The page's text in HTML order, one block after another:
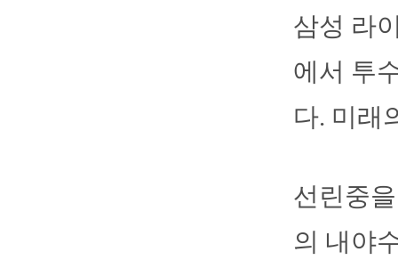
삼성 라
에서 투
다. 미래
선린중
의 내야